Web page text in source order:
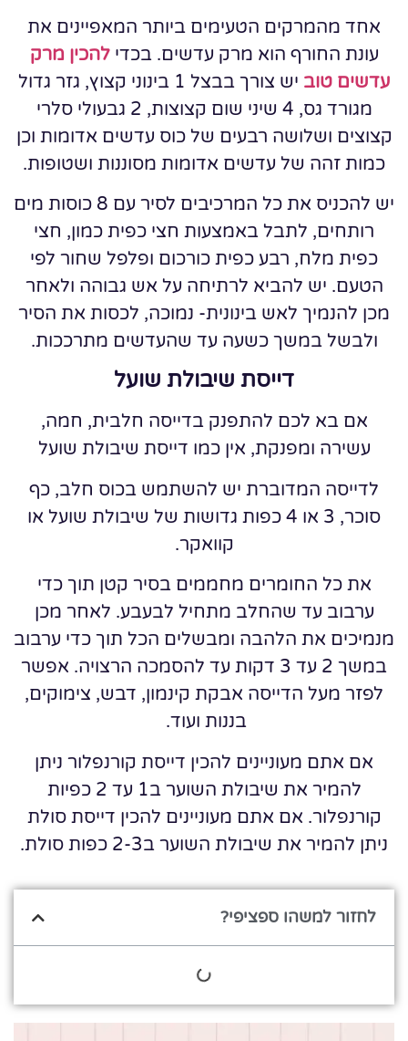
אחד מהמרקים הטעימים ביותר המאפיינים את
עונת החורף הוא מרק עדשים. בכדילהכין מרק
עדשים טוב
יש צורך בבצל 1 בינוני קצוץ, גזר גדול
מגורד גס, 4 שיני שום קצוצות, 2 גבעולי סלרי
קצוצים ושלושה רבעים של כוס עדשים אדומות וכן
כמות זהה של עדשים אדומות מסוננות ושטופות.
יש להכניס את כל המרכיבים לסיר עם 8 כוסות מים
רותחים, לתבל באמצעות חצי כפית כמון, חצי
כפית מלח, רבע כפית כורכום ופלפל שחור לפי
הטעם. יש להביא לרתיחה על אש גבוהה ולאחר
מכן להנמיך לאש בינונית- נמוכה, לכסות את הסיר
ולבשל במשך כשעה עד שהעדשים מתרככות.
דייסת שיבולת שועל
אם בא לכם להתפנק בדייסה חלבית, חמה,
עשירה ומפנקת, אין כמו דייסת שיבולת שועל
לדייסה המדוברת יש להשתמש בכוס חלב, כף
סוכר, 3 או 4 כפות גדושות של שיבולת שועל או
קוואקר.
את כל החומרים מחממים בסיר קטן תוך כדי
ערבוב עד שהחלב מתחיל לבעבע. לאחר מכן
מנמיכים את הלהבה ומבשלים הכל תוך כדי ערבוב
במשך 2 עד 3 דקות עד להסמכה הרצויה. אפשר
לפזר מעל הדייסה אבקת קינמון, דבש, צימוקים,
בננות ועוד.
אם אתם מעוניינים להכין דייסת קורנפלור ניתן
להמיר את שיבולת השוער ב1 עד 2 כפיות
קורנפלור. אם אתם מעוניינים להכין דייסת סולת
ניתן להמיר את שיבולת השוער ב2-3 כפות סולת.
לחזור למשהו ספציפי?